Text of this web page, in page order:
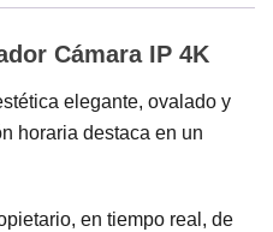
Cámara IP 4K
elegante, ovalado y
horaria destaca en un
en tiempo real, de